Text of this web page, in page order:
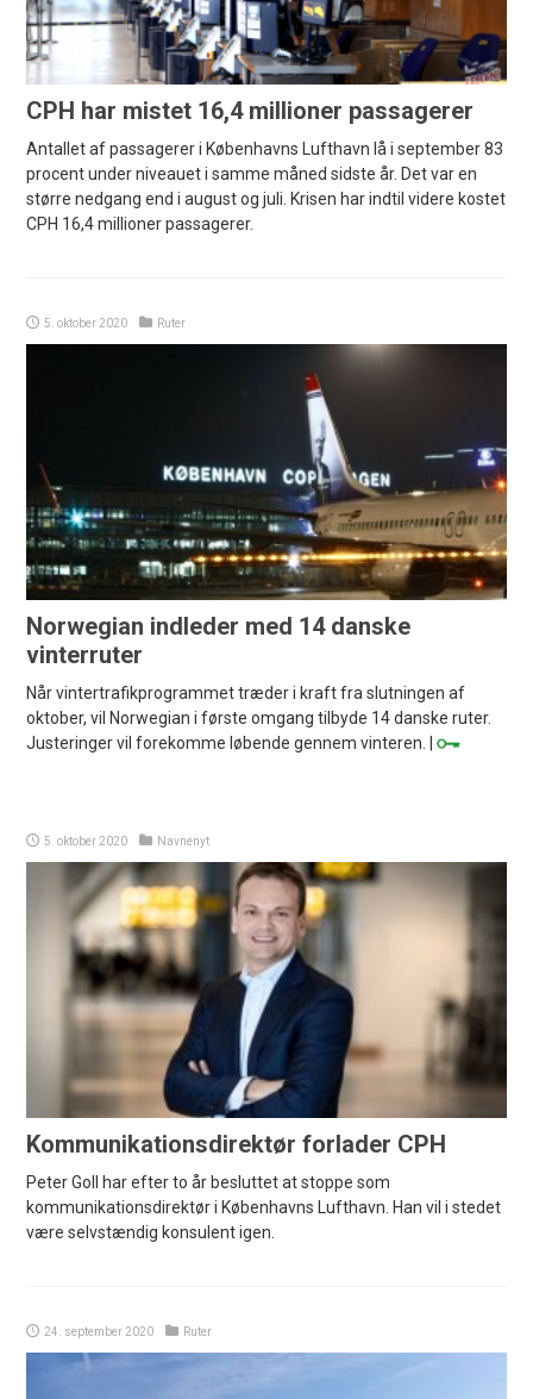
CPH har mistet 16,4 millioner passagerer
Antallet af passagerer i Københavns Lufthavn lå i september 83
procent under niveauet i samme måned sidste år. Det var en
større nedgang end i august og juli. Krisen har indtil videre kostet
CPH 16,4 millioner passagerer.
5. oktober 2020 Ruter
Norwegian indleder med 14 danske
vinterruter
Når vintertrafikprogrammet træder i kraft fra slutningen af
oktober, vil Norwegian i første omgang tilbyde 14 danske ruter.
Justeringer vil forekomme løbende gennem vinteren. |
5. oktober 2020 Navnenyt
Kommunikationsdirektør forlader CPH
Peter Goll har efter to år besluttet at stoppe som
kommunikationsdirektør i Københavns Lufthavn. Han vil i stedet
være selvstændig konsulent igen.
24. september 2020 Ruter